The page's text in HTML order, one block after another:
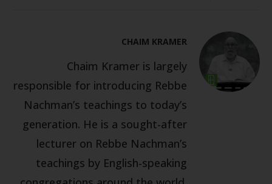
CHAIM KRAMER
Chaim Kramer is largely
responsible for introducing Rebbe
Nachman’s teachings to today’s
generation. He is a sought-after
lecturer on Rebbe Nachman’s
teachings by English-speaking